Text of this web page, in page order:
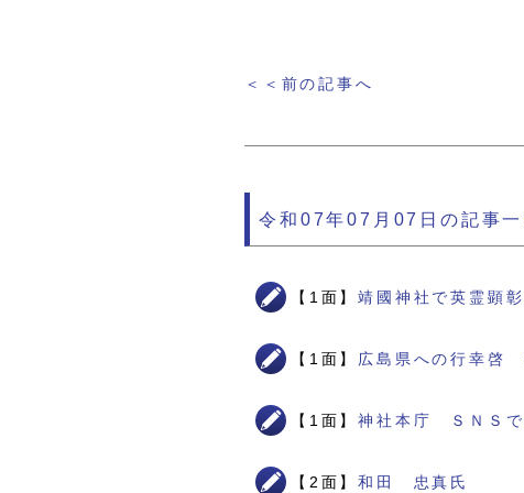
＜＜前の記事へ
令和07年07月07日の記事一
【1面】靖國神社で英霊顕
【1面】 広島県への行幸啓
【1面】神社本庁 ＳＮＳ
【2面】和田 忠真氏